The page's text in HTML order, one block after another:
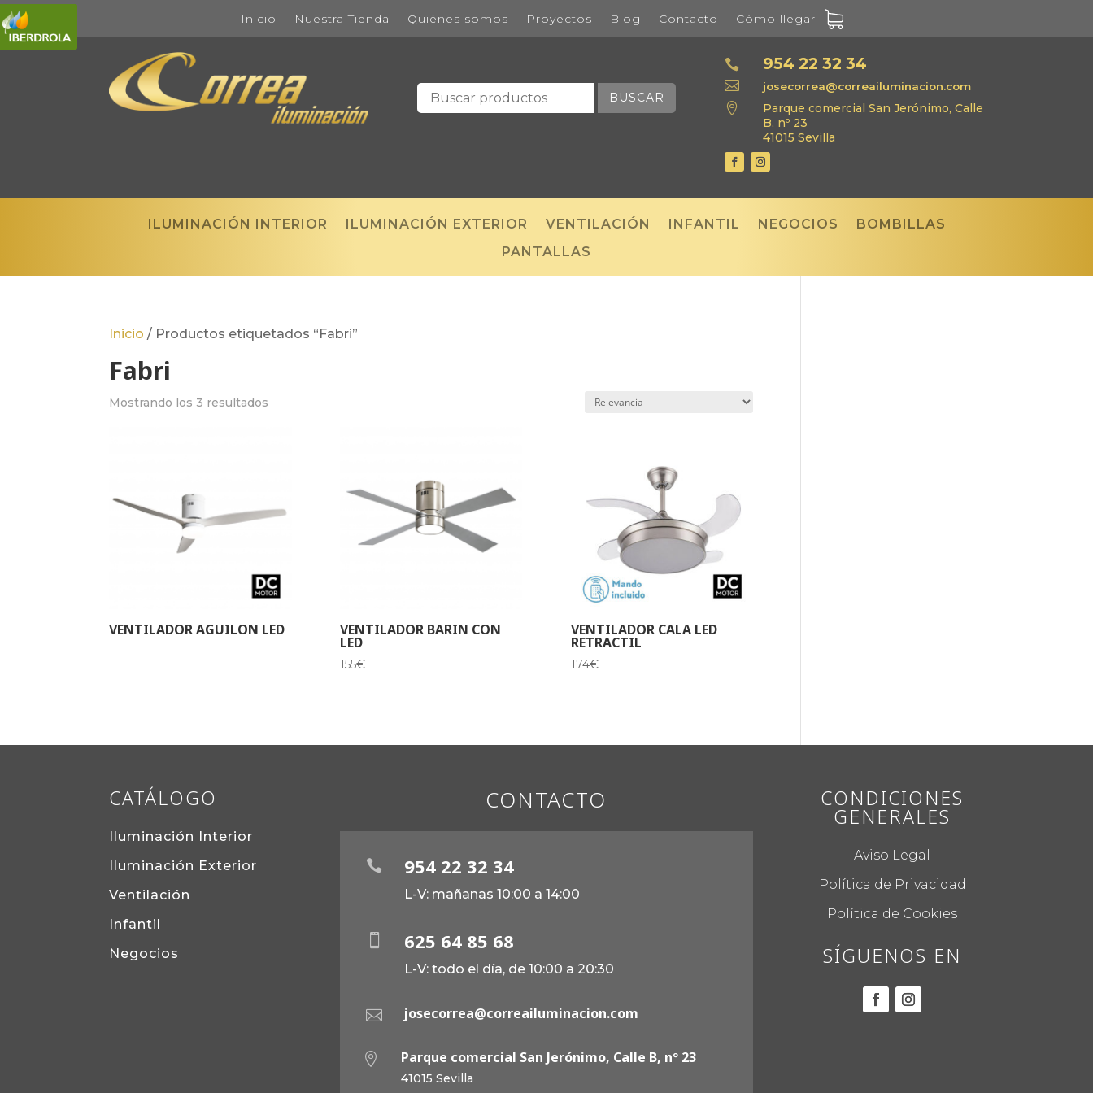
Inicio Nuestra Tienda Quiénes somos Proyectos Blog Contacto Cómo llegar
BUSCAR
 954 22 32 34
 josecorrea@correailuminacion.com

Parque comercial San Jerónimo, Calle
B, nº 23
41015 Sevilla
ILUMINACIÓN INTERIOR ILUMINACIÓN EXTERIOR VENTILACIÓN INFANTIL NEGOCIOS
BOMBILLAS
PANTALLAS
Inicio / Productos etiquetados “Fabri”
Fabri
Mostrando los 3 resultados
VENTILADOR AGUILON LED VENTILADOR BARIN CON
LED
155€
VENTILADOR CALA LED
RETRACTIL
174€
CATÁLOGO
Iluminación Interior
Iluminación Exterior
Ventilación
Infantil
Negocios
CONTACTO
 954 22 32 34
L-V: mañanas 10:00 a 14:00
 625 64 85 68
L-V: todo el día, de 10:00 a 20:30
 josecorrea@correailuminacion.com
 Parque comercial San Jerónimo, Calle B, nº 23
41015 Sevilla
CONDICIONES
GENERALES
Aviso Legal
Política de Privacidad
Política de Cookies
SÍGUENOS EN